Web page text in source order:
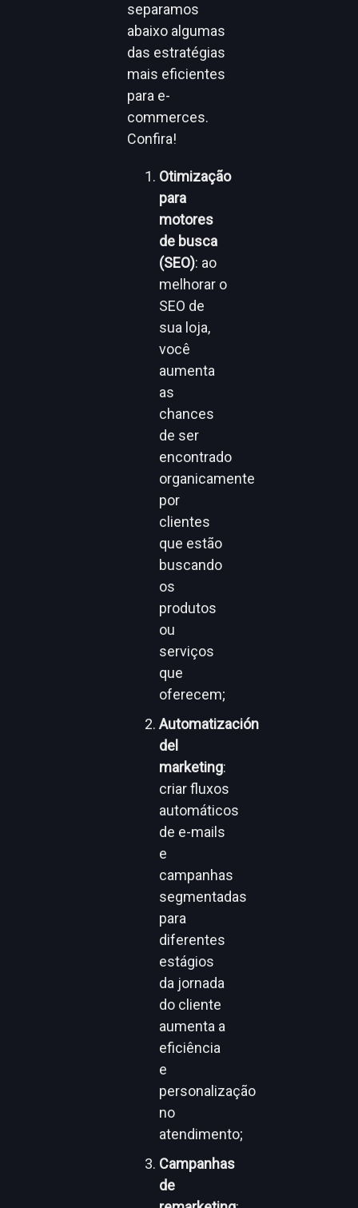
separamos
abaixo algumas
das estratégias
mais eficientes
para e-
commerces.
Confira!
Otimização
para
motores
de busca
(SEO): ao
melhorar o
SEO de
sua loja,
você
aumenta
as
chances
de ser
encontrado
organicamente
por
clientes
que estão
buscando
os
produtos
ou
serviços
que
oferecem;
Automatización
del
marketing:
criar fluxos
automáticos
de e-mails
e
campanhas
segmentadas
para
diferentes
estágios
da jornada
do cliente
aumenta a
eficiência
e
personalização
no
atendimento;
Campanhas
de